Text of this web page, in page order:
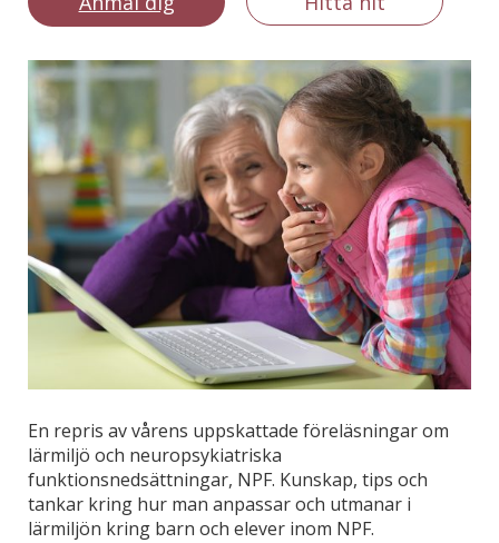
En repris av vårens uppskattade föreläsningar om
lärmiljö och neuropsykiatriska
funktionsnedsättningar, NPF. Kunskap, tips och
tankar kring hur man anpassar och utmanar i
lärmiljön kring barn och elever inom NPF.